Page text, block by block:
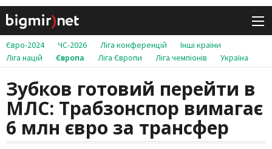
Євро-2024 ЧС-2026 Ліга конференцій
Інші країни
Ліга націй
Європа Ліга Європи Ліга чемпіонів Україна
Зубков готовий перейти в
МЛС: Трабзонспор вимагає
6 млн євро за трансфер